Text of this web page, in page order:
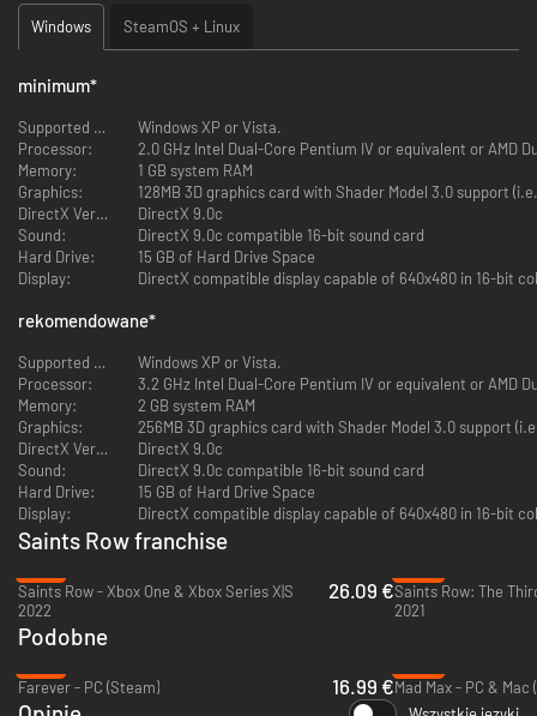
Mordercza walka i niesamowite pojazdy
motocykle, łodzie i samochody - wszystko to można prowadzić lub
wykorzystać jako broń. Nowe możliwości walki pieszej obejmują
starcie wręcz, dokładne celowanie i ludzkie tarcze.
Swoboda eksploracji
broni, pojazdów, melin, dzielnic miasta i wnętrz. Ponad 40 misji
głównego wątku plus dodatkowe misje premiowe, rozgrywające się
w rozbudowanym Stilwater, o ponad połowę większym niż dawniej.
Windows SteamOS + Linux
minimum*
Supported OS:
Windows XP or Vista.
Processor:
2.0 GHz Intel Dual-Core Pentium IV or equivalent or AMD
Memory:
1 GB system RAM
Graphics:
128MB 3D graphics card with Shader Model 3.0 support
DirectX Version:
DirectX 9.0c
Sound:
DirectX 9.0c compatible 16-bit sound card
Hard Drive:
15 GB of Hard Drive Space
Display:
DirectX compatible display capable of 640x480 in 16-bit
rekomendowane*
Supported OS:
Windows XP or Vista.
Processor:
3.2 GHz Intel Dual-Core Pentium IV or equivalent or AMD
Memory:
2 GB system RAM
Graphics:
256MB 3D graphics card with Shader Model 3.0 support
DirectX Version:
DirectX 9.0c
Sound:
DirectX 9.0c compatible 16-bit sound card
Hard Drive:
15 GB of Hard Drive Space
Display:
DirectX compatible display capable of 640x480 in 16-bit
Saints Row franchise
Saints Row - Xbox One & Xbox Series X|S
2022
26.09 €
2021
Podobne
Farever - PC (Steam)
16.99 €Mad Max - PC & Mac